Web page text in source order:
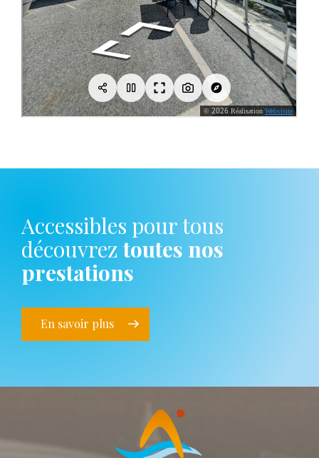
Accessibles pour tous
découvreztoutes nos
prestations
En savoir plus